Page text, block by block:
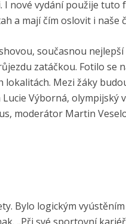
I nové vydání použije
a mají čím oslovit i naše
současnou
zatáčkou. Fotilo se
Mezi žáky
Výborná, olympijský
moderátor Martin
Bylo logickým